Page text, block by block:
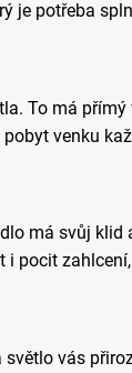
je potřeba
To má
venku
má svůj
pocit
vás